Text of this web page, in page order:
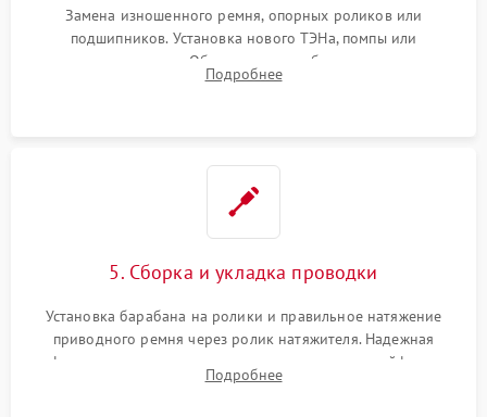
Замена изношенного ремня, опорных роликов или
подшипников. Установка нового ТЭНа, помпы или
термодатчиков. Обязательная глубокая очистка
конденсатора, крыльчатки вентилятора и воздуховодов от
Подробнее
5. Сборка и укладка проводки
Установка барабана на ролики и правильное натяжение
приводного ремня через ролик натяжителя. Надежная
фиксация всех узлов, подключение клемм и шлейфов к
модулю управления. Монтаж корпусных панелей, люка и
Подробнее